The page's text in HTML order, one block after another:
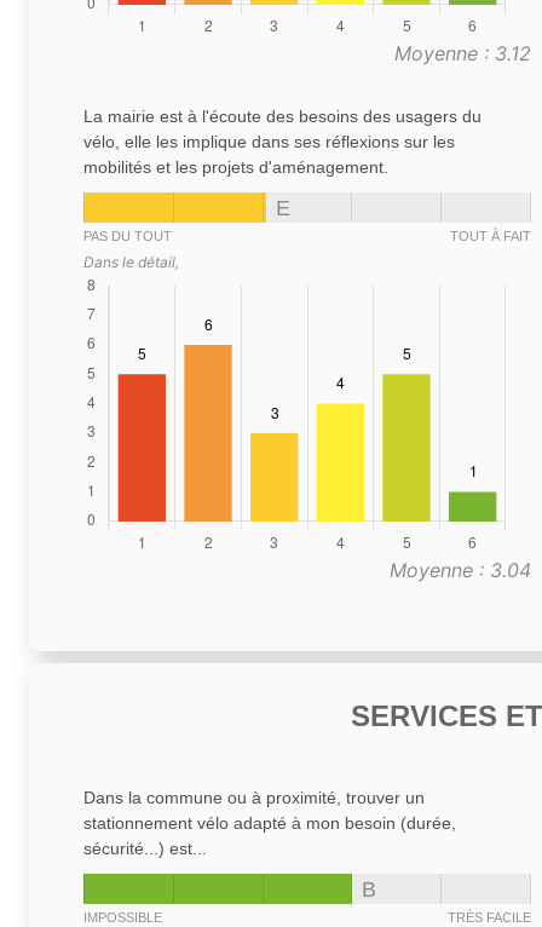
Moyenne : 3.12
La mairie est à l'écoute des besoins des usagers du
vélo, elle les implique dans ses réflexions sur les
mobilités et les projets d'aménagement.
E
PAS DU TOUT TOUT À FAIT
Dans le détail,
Moyenne : 3.04
SERVICES
Dans la commune ou à proximité, trouver un
stationnement vélo adapté à mon besoin (durée,
sécurité...) est...
B
IMPOSSIBLE TRÈS FACILE